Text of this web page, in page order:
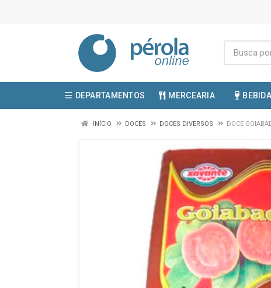
DEPARTAMENTOS MERCEARIA
INÍCIO DOCES DOCES DIVERSOS DOCE